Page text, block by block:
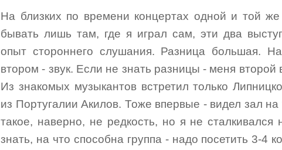
На близких по времени концертах одной и той
бывать лишь там, где я играл сам, эти два
опыт стороннего слушания. Разница большая.
втором - звук. Если не знать разницы - меня
Из знакомых музыкантов встретил только
из Португалии Акилов. Тоже впервые - видел зал
такое, наверно, не редкость, но я не
знать, на что способна группа - надо посетить 3-4